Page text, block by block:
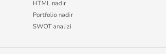
HTML nədir
Portfolio nədir
SWOT analizi